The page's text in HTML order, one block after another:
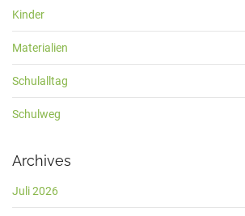
Kinder
Materialien
Schulalltag
Schulweg
Archives
Juli 2026